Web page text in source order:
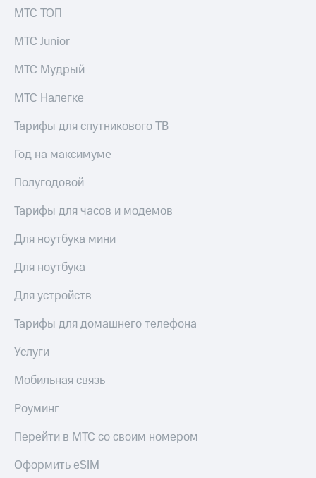
МТС ТОП
МТС Junior
МТС Мудрый
МТС Налегке
Тарифы для спутникового ТВ
Год на максимуме
Полугодовой
Тарифы для часов и модемов
Для ноутбука мини
Для ноутбука
Для устройств
Тарифы для домашнего телефона
Услуги
Мобильная связь
Роуминг
Перейти в МТС со своим номером
Оформить eSIM